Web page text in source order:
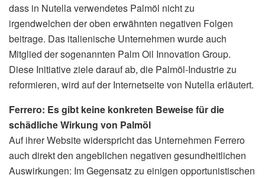
dass in Nutella verwendetes Palmöl nicht zu
irgendwelchen der oben erwähnten negativen Folgen
beitrage. Das italienische Unternehmen wurde auch
Mitglied der sogenannten Palm Oil Innovation Group.
Diese Initiative ziele darauf ab, die Palmöl-Industrie zu
reformieren, wird auf der Internetseite von Nutella erläutert.
Ferrero: Es gibt keine konkreten Beweise für die
schädliche Wirkung von Palmöl
Auf ihrer Website widerspricht das Unternehmen Ferrero
auch direkt den angeblichen negativen gesundheitlichen
Auswirkungen: Im Gegensatz zu einigen opportunistischen